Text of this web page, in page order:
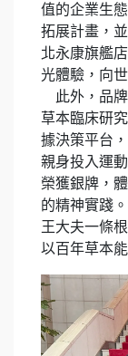
值的企業生
拓展計畫，
北永康旗艦
光體驗，向
此外，品牌
草本臨床研
據決策平台
親身投入運
榮獲銀牌，
的精神實踐。
王大夫一條
以百年草本